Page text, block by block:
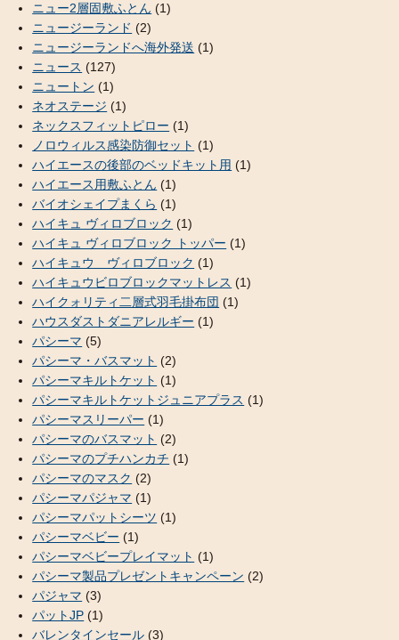
ニュー2層固敷ふとん (1)
ニュージーランド (2)
ニュージーランドへ海外発送 (1)
ニュース (127)
ニュートン (1)
ネオステージ (1)
ネックスフィットピロー (1)
ノロウィルス感染防御セット (1)
ハイエースの後部のベッドキット用 (1)
ハイエース用敷ふとん (1)
バイオシェイプまくら (1)
ハイキュ ヴィロブロック (1)
ハイキュ ヴィロブロック トッパー (1)
ハイキュウ ヴィロブロック (1)
ハイキュウビロブロックマットレス (1)
ハイクォリティ二層式羽毛掛布団 (1)
ハウスダストダニアレルギー (1)
パシーマ (5)
パシーマ・バスマット (2)
パシーマキルトケット (1)
パシーマキルトケットジュニアプラス (1)
パシーマスリーパー (1)
パシーマのバスマット (2)
パシーマのプチハンカチ (1)
パシーマのマスク (2)
パシーマパジャマ (1)
パシーマパットシーツ (1)
パシーマベビー (1)
パシーマベビープレイマット (1)
パシーマ製品プレゼントキャンペーン (2)
パジャマ (3)
パットJP (1)
バレンタインセール (3)